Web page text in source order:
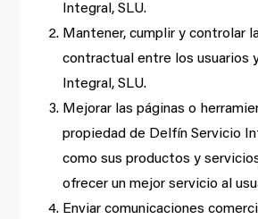
Integral, SLU.
Mantener, cumplir y controlar
contractual entre los usuarios
Integral, SLU.
Mejorar las páginas o
propiedad de Delfín Servicio
como sus productos y
ofrecer un mejor servicio al
Enviar comunicaciones